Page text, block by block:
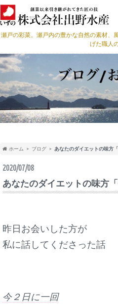
瀬戸の彩菜。瀬戸内の豊かな自然の素材、
げた職人
ホーム ブログ あなたのダイエットの味方「
2020/07/08
あなたのダイエットの味方「
昨日お会いした方が
私に話してくださった話
今２日に一回